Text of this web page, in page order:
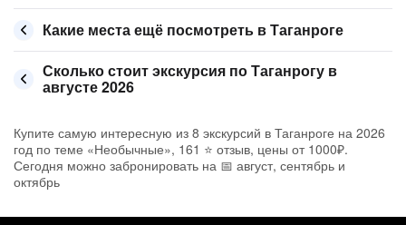
Какие места ещё посмотреть в Таганроге
Сколько стоит экскурсия по Таганрогу в
августе 2026
Купите самую интересную из 8 экскурсий в Таганроге на 2026
год по теме «Необычные», 161 ⭐ отзыв, цены от 1000₽.
Сегодня можно забронировать на 📅 август, сентябрь и
октябрь